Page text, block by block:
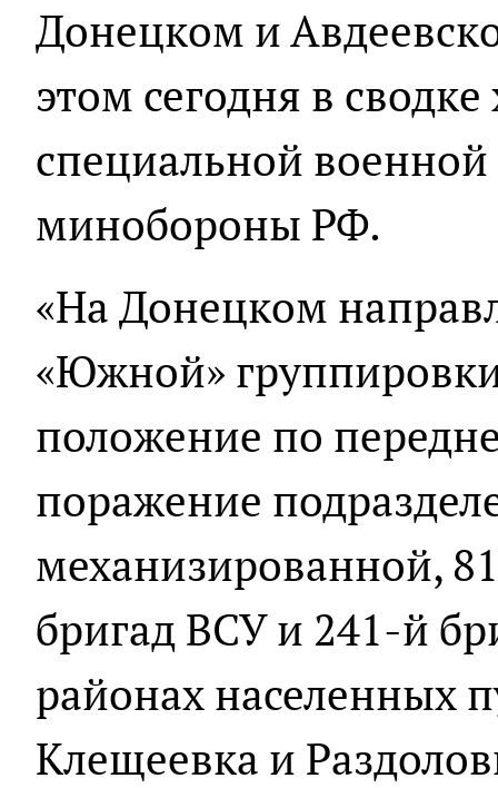
Донецком и
этом сегодня в
специальной
минобороны РФ.
«На Донецком
«Южной»
положение по
поражение
механизированной,
бригад ВСУ и 241-й
районах населенных
Клещеевка и